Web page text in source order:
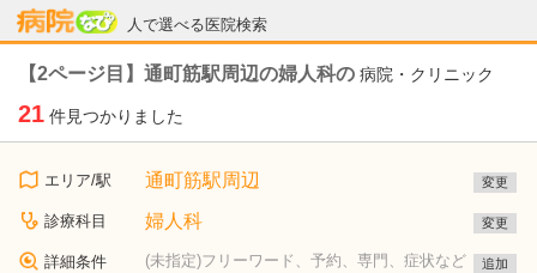
人で選べる医院検索
病院なび
【2ページ目】通町筋駅周辺の婦人科の 病院・クリニック
21 件見つかりました
エリア/駅 通町筋駅周辺 変更
診療科目 婦人科 変更
詳細条件
(未指定)フリーワード、予約、専門、症状など
追加